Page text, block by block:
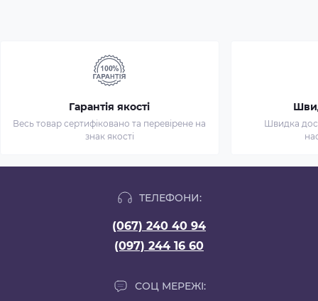
Гарантія якості
Весь товар сертифіковано та перевірене на
знак якості
Швидка
ТЕЛЕФОНИ:
(067) 240 40 94
(097) 244 16 60
СОЦ МЕРЕЖІ: